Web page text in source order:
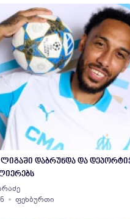
ლიგაში დაბრუნდა და
ფეხბურთი